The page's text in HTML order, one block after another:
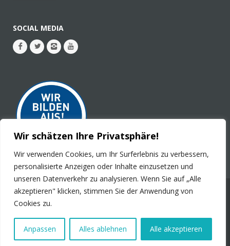
Wir schätzen Ihre Privatsphäre!
Wir verwenden Cookies, um Ihr Surferlebnis zu verbessern,
personalisierte Anzeigen oder Inhalte einzusetzen und
unseren Datenverkehr zu analysieren. Wenn Sie auf „Alle
akzeptieren" klicken, stimmen Sie der Anwendung von
Cookies zu.
Anpassen Alles ablehnen Alle akzeptieren
SOCIAL MEDIA
© 2026 - PLURAL Publications GmbH. Alle Rechte
Impressum
Kontakt Stellenanzeigen
Datenschutz
Produktsicherheit
Barrierefreiheit